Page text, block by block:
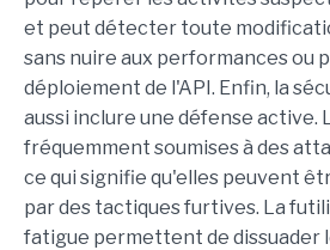
et peut détecter toute
sans nuire aux performances ou
déploiement de l'API. Enfin, la
aussi inclure une défense active.
fréquemment soumises à des
ce qui signifie qu'elles peuvent
par des tactiques furtives. La
fatigue permettent de dissuader